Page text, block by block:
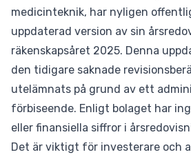
medicinteknik, har nyligen
uppdaterad version av sin
räkenskapsåret 2025. Denna
den tidigare saknade
utelämnats på grund av ett
förbiseende. Enligt bolaget har
eller finansiella siffror i
Det är viktigt för investerare och